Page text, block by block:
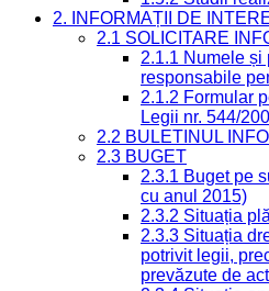
2. INFORMAȚII DE
2.1 SOLICITARE
2.1.1 Numele și
responsabile
2.1.2 Formular
Legii nr. 544/
2.2 BULETINUL
2.3 BUGET
2.3.1 Buget pe
cu anul 2015)
2.3.2 Situația
2.3.3 Situația
potrivit legii,
prevăzute de